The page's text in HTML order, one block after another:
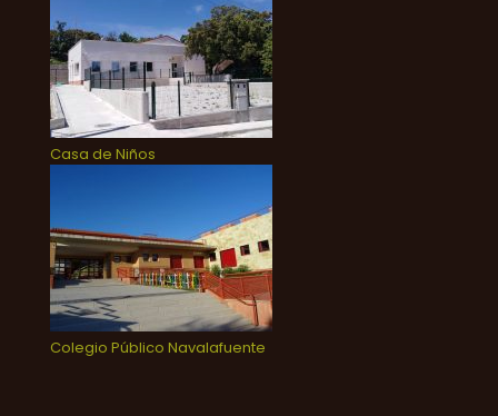
Casa de Niños
Colegio Público Navalafuente